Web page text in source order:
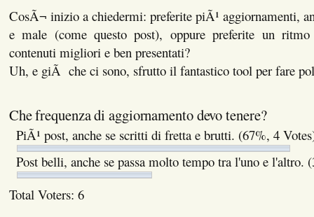
CosÃ¬ inizio a chiedermi: preferite piÃ¹ aggiornamenti,
e male (come questo post), oppure preferite un
contenuti migliori e ben presentati?
Uh, e giÃ che ci sono, sfrutto il fantastico tool per fare
Che frequenza di aggiornamento devo tenere?
PiÃ¹ post, anche se scritti di fretta e brutti. (67%, 4
Post belli, anche se passa molto tempo tra l'uno e l'altro.
Total Voters: 6